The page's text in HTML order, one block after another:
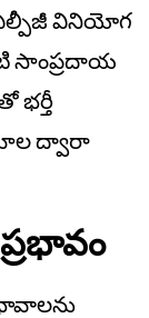
వినియోగ
సాంప్రదాయ
భర్తీ
ద్వారా